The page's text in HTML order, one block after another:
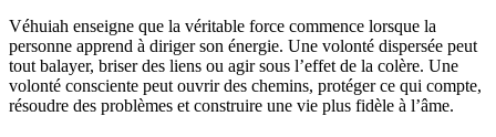
Véhuiah enseigne que la véritable force commence lorsque la
personne apprend à diriger son énergie. Une volonté dispersée peut
tout balayer, briser des liens ou agir sous l’effet de la colère. Une
volonté consciente peut ouvrir des chemins, protéger ce qui compte,
résoudre des problèmes et construire une vie plus fidèle à l’âme.